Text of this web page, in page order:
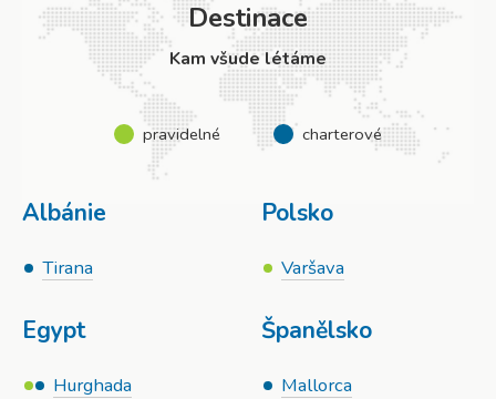
Destinace
Kam všude létáme
pravidelné charterové
Albánie
Tirana
Egypt
Hurghada
Polsko
Varšava
Španělsko
Mallorca